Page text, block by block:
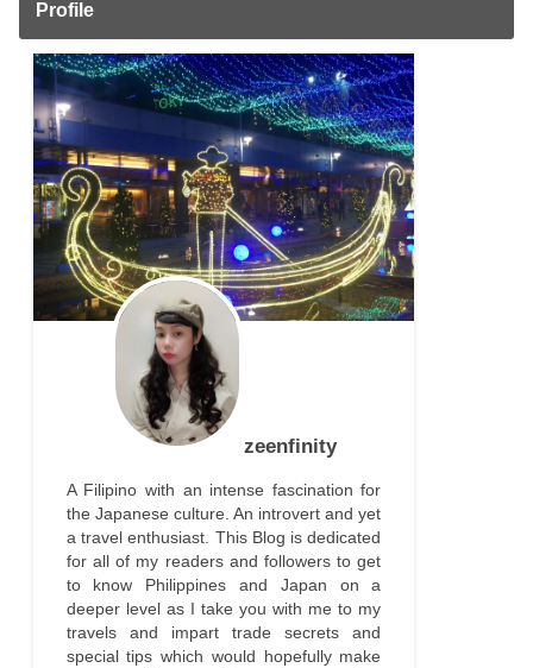
Profile
zeenfinity
A Filipino with an intense fascination for
the Japanese culture. An introvert and yet
a travel enthusiast. This Blog is dedicated
for all of my readers and followers to get
to know Philippines and Japan on a
deeper level as I take you with me to my
travels and impart trade secrets and
special tips which would hopefully make